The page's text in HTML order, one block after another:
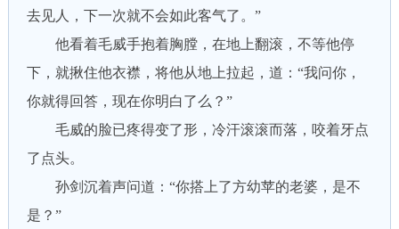
去见人，下一次就不会如此客气了。”
他看着毛威手抱着胸膛，在地上翻滚，不等他停
下，就揪住他衣襟，将他从地上拉起，道：“我问你，
你就得回答，现在你明白了么？”
毛威的脸已疼得变了形，冷汗滚滚而落，咬着牙点
了点头。
孙剑沉着声问道：“你搭上了方幼苹的老婆，是不
是？”